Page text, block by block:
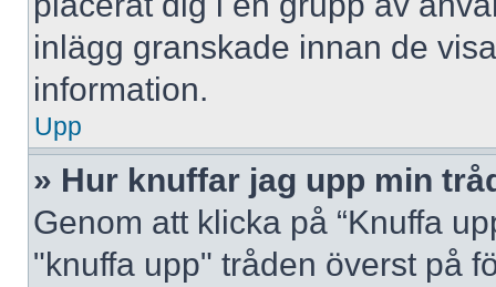
inlägg granskade innan de
information.
Upp
» Hur knuffar jag upp min
Genom att klicka på “Knuffa
"knuffa upp" tråden överst på